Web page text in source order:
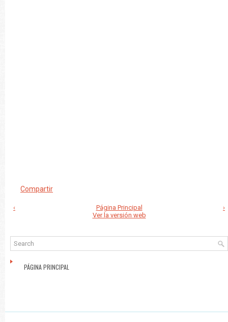
Compartir
‹ ›
Página Principal
Ver la versión web
PÁGINA PRINCIPAL